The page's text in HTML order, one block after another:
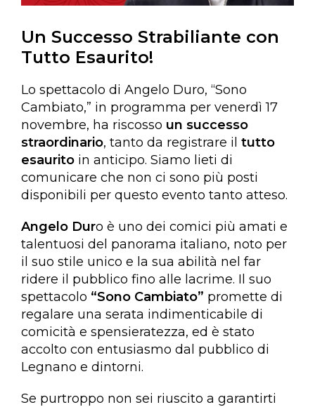
Un Successo Strabiliante con
Tutto Esaurito!
Lo spettacolo di Angelo Duro, “Sono
Cambiato,” in programma per venerdì 17
novembre, ha riscosso un successo
straordinario, tanto da registrare il tutto
esaurito in anticipo. Siamo lieti di
comunicare che non ci sono più posti
disponibili per questo evento tanto atteso.
Angelo Duro è uno dei comici più amati e
talentuosi del panorama italiano, noto per
il suo stile unico e la sua abilità nel far
ridere il pubblico fino alle lacrime. Il suo
spettacolo “Sono Cambiato” promette di
regalare una serata indimenticabile di
comicità e spensieratezza, ed è stato
accolto con entusiasmo dal pubblico di
Legnano e dintorni.
Se purtroppo non sei riuscito a garantirti